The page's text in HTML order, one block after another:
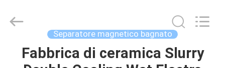
CASA
Machinery
Separatore magnetico bagnato
Fabbrica di ceramica Slurry